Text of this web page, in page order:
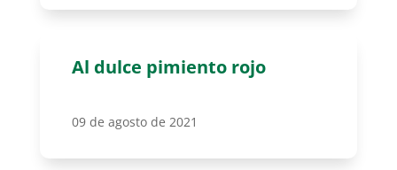
Al dulce pimiento rojo
09 de agosto de 2021